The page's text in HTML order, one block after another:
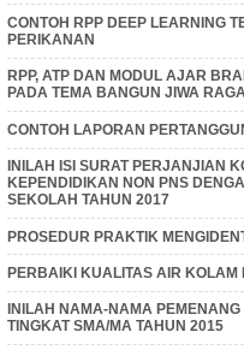
CONTOH RPP DEEP LEARNING
PERIKANAN
RPP, ATP DAN MODUL AJAR
PADA TEMA BANGUN JIWA
CONTOH LAPORAN
INILAH ISI SURAT PERJANJIAN
KEPENDIDIKAN NON PNS
SEKOLAH TAHUN 2017
PROSEDUR PRAKTIK
PERBAIKI KUALITAS AIR
INILAH NAMA-NAMA
TINGKAT SMA/MA TAHUN 2015